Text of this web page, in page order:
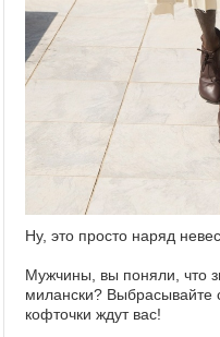
Ну, это просто наряд
Мужчины, вы поняли, что
милански? Выбрасывайте
кофточки ждут вас!